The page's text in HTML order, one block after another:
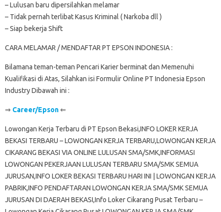
– Lulusan baru dipersilahkan melamar
– Tidak pernah terlibat Kasus Kriminal ( Narkoba dll )
– Siap bekerja Shift
CARA MELAMAR / MENDAFTAR PT EPSON INDONESIA :
Bilamana teman-teman Pencari Karier berminat dan Memenuhi
Kualifikasi di Atas, Silahkan isi Formulir Online PT Indonesia Epson
Industry Dibawah ini :
⇒ Career/Epson⇐
Lowongan Kerja Terbaru di PT Epson Bekasi,INFO LOKER KERJA
BEKASI TERBARU – LOWONGAN KERJA TERBARU,LOWONGAN KERJA
CIKARANG BEKASI VIA ONLINE LULUSAN SMA/SMK,INFORMASI
LOWONGAN PEKERJAAN LULUSAN TERBARU SMA/SMK SEMUA
JURUSAN,INFO LOKER BEKASI TERBARU HARI INI | LOWONGAN KERJA
PABRIK,INFO PENDAFTARAN LOWONGAN KERJA SMA/SMK SEMUA
JURUSAN DI DAERAH BEKASI,Info Loker Cikarang Pusat Terbaru –